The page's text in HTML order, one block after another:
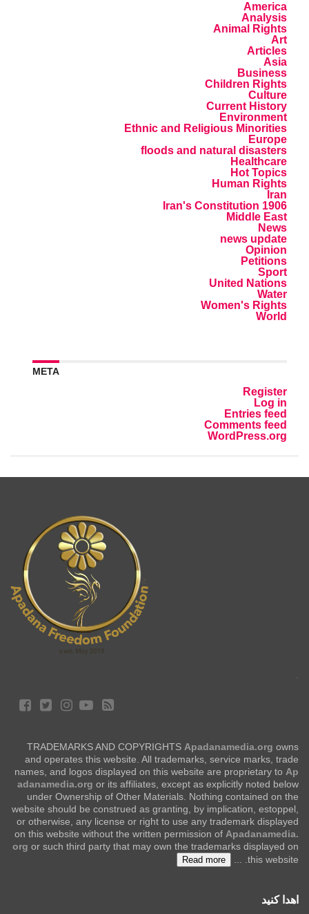
America
Analysis
Animal Rights
Art
Articles
Asia
Business
Children Rights
Culture
Current History
Environment
Ethnic and Religious Minorities
Europe
floods and natural disasters
Healthcare
Hot Topics
Human Rights
Iran
Iran's Constitution 1906
Middle East
News
news update
Opinion
Petitions
Sport
United Nations
Water
Women's Rights
World
META
Register
Log in
Entries feed
Comments feed
WordPress.org
TRADEMARKS AND COPYRIGHTS Apadanamedia.org owns
and operates this website. All trademarks, service marks, trade
names, and logos displayed on this website are proprietary to Ap
adanamedia.org or its affiliates, except as explicitly noted below
under Ownership of Other Materials. Nothing contained on the
website should be construed as granting, by implication, estoppel,
or otherwise, any license or right to use any trademark displayed
on this website without the written permission of Apadanamedia.
org or such third party that may own the trademarks displayed on
this website.
Read more
اهدا کنید